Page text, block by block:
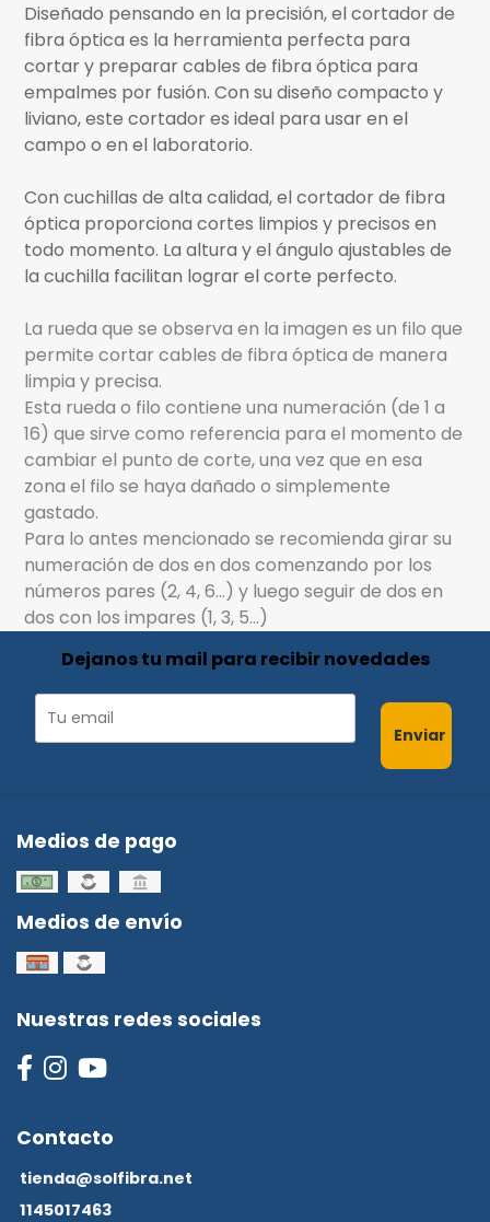
Diseñado pensando en la precisión, el cortador de
fibra óptica es la herramienta perfecta para
cortar y preparar cables de fibra óptica para
empalmes por fusión. Con su diseño compacto y
liviano, este cortador es ideal para usar en el
campo o en el laboratorio.
Con cuchillas de alta calidad, el cortador de fibra
óptica proporciona cortes limpios y precisos en
todo momento. La altura y el ángulo ajustables de
la cuchilla facilitan lograr el corte perfecto.
La rueda que se observa en la imagen es un filo que
permite cortar cables de fibra óptica de manera
limpia y precisa.
Esta rueda o filo contiene una numeración (de 1 a
16) que sirve como referencia para el momento de
cambiar el punto de corte, una vez que en esa
zona el filo se haya dañado o simplemente
gastado.
Para lo antes mencionado se recomienda girar su
numeración de dos en dos comenzando por los
números pares (2, 4, 6...) y luego seguir de dos en
dos con los impares (1, 3, 5...)
Dejanos tu mail para recibir novedades
Enviar
Medios de pago
Medios de envío
Nuestras redes sociales
Contacto
tienda@solfibra.net
1145017463